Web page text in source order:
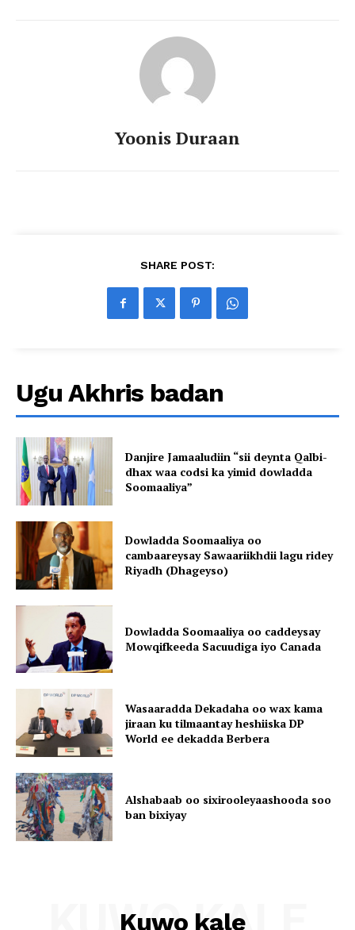
Yoonis Duraan
SHARE POST:
Ugu Akhris badan
Danjire Jamaaludiin “sii deynta Qalbi-
dhax waa codsi ka yimid dowladda
Soomaaliya”
Dowladda Soomaaliya oo
cambaareysay Sawaariikhdii lagu ridey
Riyadh (Dhageyso)
Dowladda Soomaaliya oo caddeysay
Mowqifkeeda Sacuudiga iyo Canada
Wasaaradda Dekadaha oo wax kama
jiraan ku tilmaantay heshiiska DP
World ee dekadda Berbera
Alshabaab oo sixirooleyaashooda soo
ban bixiyay
Kuwo kale